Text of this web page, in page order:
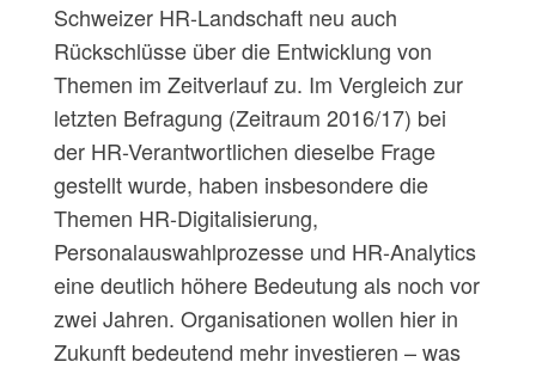
Schweizer HR-Landschaft neu auch
Rückschlüsse über die Entwicklung von
Themen im Zeitverlauf zu. Im Vergleich zur
letzten Befragung (Zeitraum 2016/17) bei
der HR-Verantwortlichen dieselbe Frage
gestellt wurde, haben insbesondere die
Themen HR-Digitalisierung,
Personalauswahlprozesse und HR-Analytics
eine deutlich höhere Bedeutung als noch vor
zwei Jahren. Organisationen wollen hier in
Zukunft bedeutend mehr investieren – was